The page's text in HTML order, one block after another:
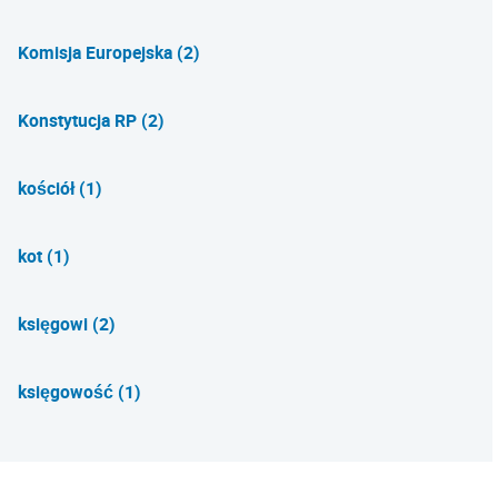
Komisja Europejska (2)
Konstytucja RP (2)
kościół (1)
kot (1)
księgowi (2)
księgowość (1)